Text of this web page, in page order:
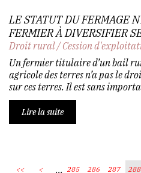
LE STATUT DU FERMAGE
FERMIER À DIVERSIFIER
Droit rural/Cession
Un fermier titulaire d’un bail
agricole des terres n’a pas le
sur ces terres. Il est sans
Lire la suite
<< < ... 285 286 287 288